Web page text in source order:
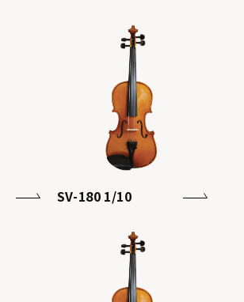
SV-180 1/10